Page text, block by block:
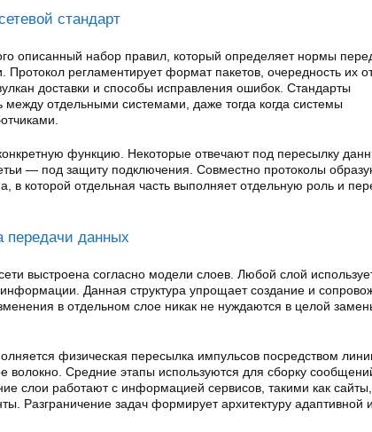
стандарт
описанный набор правил, который определяет нормы
регламентирует формат пакетов, очередность их
доставки и способы исправления ошибок. Стандарты
отдельными системами, даже тогда когда системы
функцию. Некоторые отвечают под пересылку
— под защиту подключения. Совместно протоколы
в которой отдельная часть выполняет отдельную роль и
передачи данных
выстроена согласно модели слоев. Любой слой
Данная структура упрощает создание и
в отдельном слое никак не нуждаются в целой
физическая пересылка импульсов посредством
волокно. Средние этапы используются для сборку
слои работают с информацией сервисов, такими как сайты,
Разграничение задач формирует архитектуру адаптивной и